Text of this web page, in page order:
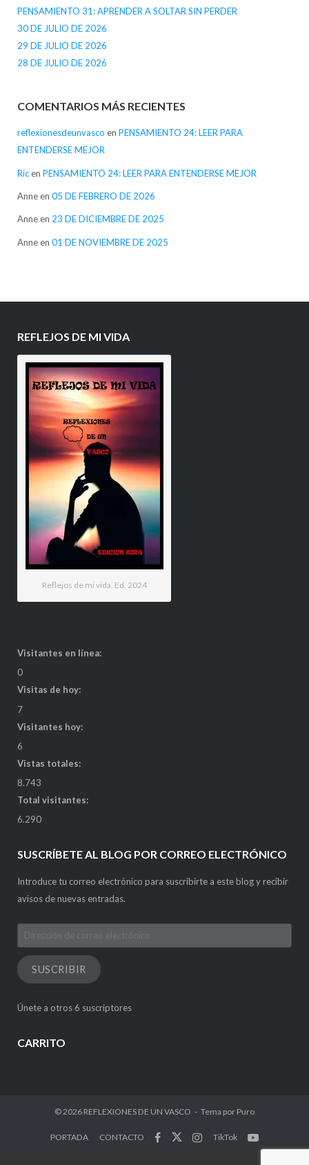
PENSAMIENTO 31: APRENDER A SOLTAR SIN PERDER
30 DE JULIO DE 2026
29 DE JULIO DE 2026
28 DE JULIO DE 2026
COMENTARIOS MÁS RECIENTES
reflexionesdeunvasco en PENSAMIENTO 24: LEER PARA
ENTENDERSE MEJOR
Ricen PENSAMIENTO 24: LEER PARA ENTENDERSE MEJOR
Anneen 05 DE FEBRERO DE 2026
Anneen 23 DE DICIEMBRE DE 2025
Anneen 01 DE NOVIEMBRE DE 2025
REFLEJOS DE MI VIDA
Reflejos de mi vida. Ed. 2024
Visitantes en línea:
0
Visitas de hoy:
7
Visitantes hoy:
6
Vistas totales:
8.743
Total visitantes:
6.290
SUSCRÍBETE AL BLOG POR CORREO ELECTRÓNICO
Introduce tu correo electrónico para suscribirte a este blog y recibir
avisos de nuevas entradas.
Dirección
de
correo
electrónico
SUSCRIBIR
Únete a otros 6 suscriptores
CARRITO
© 2026 REFLEXIONES DE UN VASCO Tema por Puro
PORTADA CONTACTO TikTok